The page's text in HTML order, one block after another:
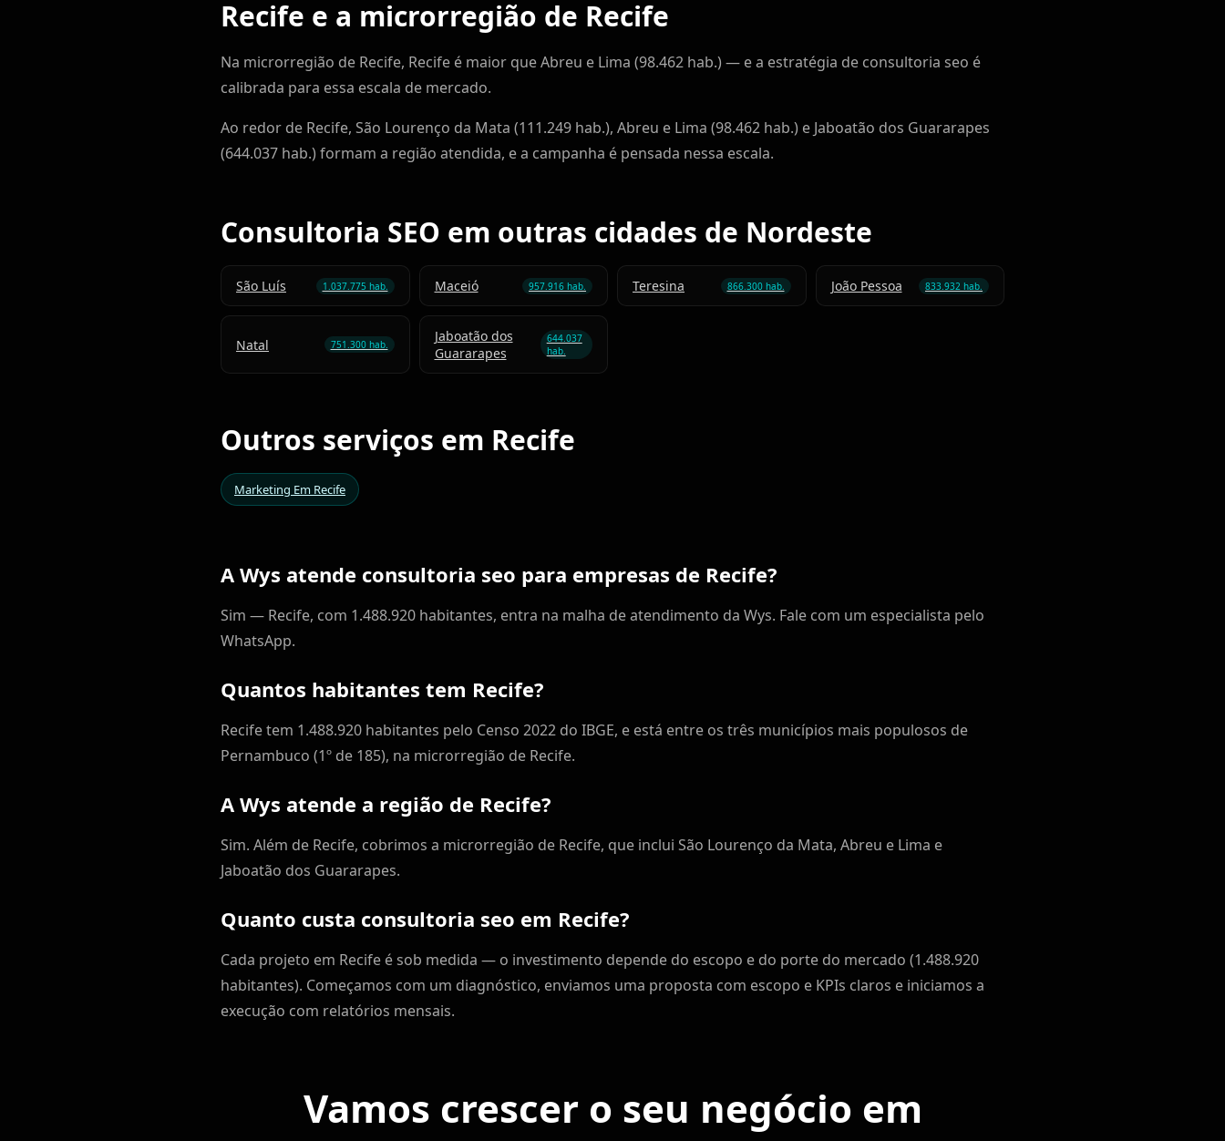
Recife e a microrregião de Recife
Na microrregião de Recife, Recife é maior que Abreu e Lima (98.462 hab.) — e a estratégia de consultoria seo é
calibrada para essa escala de mercado.
Ao redor de Recife, São Lourenço da Mata (111.249 hab.), Abreu e Lima (98.462 hab.) e Jaboatão dos Guararapes
(644.037 hab.) formam a região atendida, e a campanha é pensada nessa escala.
Consultoria SEO em outras cidades de Nordeste
São Luís 1.037.775 hab. Maceió 957.916 hab. Teresina 866.300 hab. João Pessoa 833.932 hab.
Natal 751.300 hab.
Jaboatão dos
Guararapes
644.037
hab.
Outros serviços em Recife
Marketing Em Recife
A Wys atende consultoria seo para empresas de Recife?
Sim — Recife, com 1.488.920 habitantes, entra na malha de atendimento da Wys. Fale com um especialista pelo
WhatsApp.
Quantos habitantes tem Recife?
Recife tem 1.488.920 habitantes pelo Censo 2022 do IBGE, e está entre os três municípios mais populosos de
Pernambuco (1º de 185), na microrregião de Recife.
A Wys atende a região de Recife?
Sim. Além de Recife, cobrimos a microrregião de Recife, que inclui São Lourenço da Mata, Abreu e Lima e
Jaboatão dos Guararapes.
Quanto custa consultoria seo em Recife?
Cada projeto em Recife é sob medida — o investimento depende do escopo e do porte do mercado (1.488.920
habitantes). Começamos com um diagnóstico, enviamos uma proposta com escopo e KPIs claros e iniciamos a
execução com relatórios mensais.
Vamos crescer o seu negócio em